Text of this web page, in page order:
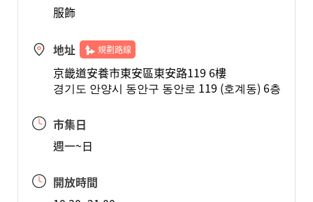
服飾
地址 規劃路線
京畿道安養市東安區東安路119 6樓
경기도 안양시 동안구 동안로 119 (호계동) 6층
市集日
週一~日
開放時間